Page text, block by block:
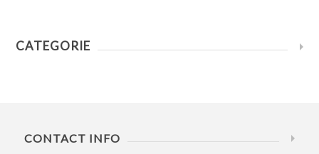
CATEGORIE
CONTACT INFO